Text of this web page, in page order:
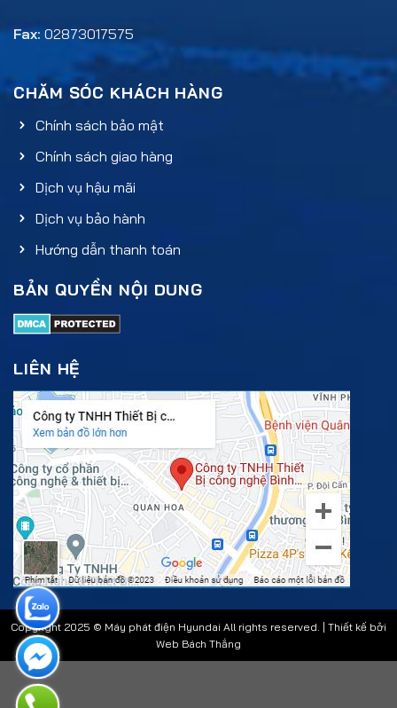
Fax:02873017575
CHĂM SÓC KHÁCH HÀNG
Chính sách bảo mật
Chính sách giao hàng
Dịch vụ hậu mãi
Dịch vụ bảo hành
Hướng dẫn thanh toán
BẢN QUYỀN NỘI DUNG
LIÊN HỆ
Copyright 2025 © Máy phát điện Hyundai All rights reserved. | Thiết kế bởi
Web Bách Thắng